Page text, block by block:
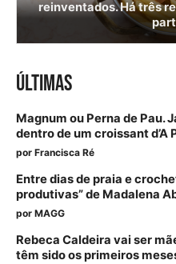
reinventados. Há três
ÚLTIMAS
Magnum ou Perna de Pau.
dentro de um croissant d’A
por Francisca Ré
Entre dias de praia e
produtivas” de Madalena
por MAGG
Rebeca Caldeira vai ser
têm sido os primeiros